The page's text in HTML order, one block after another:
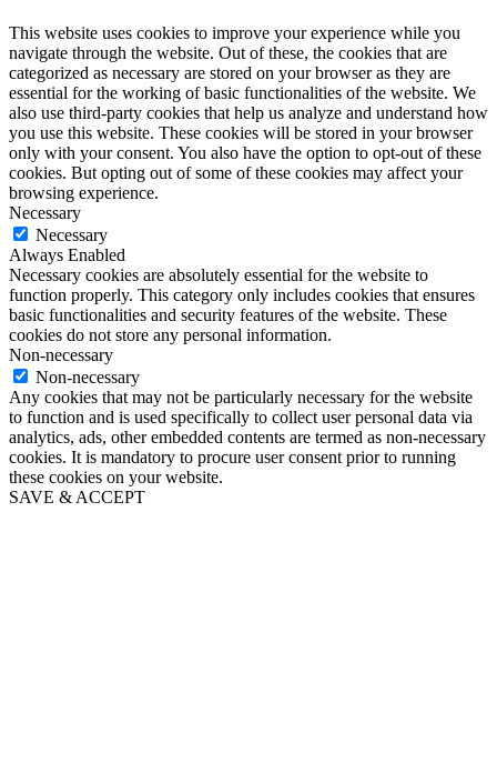
This website uses cookies to improve your experience while you
navigate through the website. Out of these, the cookies that are
categorized as necessary are stored on your browser as they are
essential for the working of basic functionalities of the website. We
also use third-party cookies that help us analyze and understand how
you use this website. These cookies will be stored in your browser
only with your consent. You also have the option to opt-out of these
cookies. But opting out of some of these cookies may affect your
browsing experience.
Necessary
Necessary
Always Enabled
Necessary cookies are absolutely essential for the website to
function properly. This category only includes cookies that ensures
basic functionalities and security features of the website. These
cookies do not store any personal information.
Non-necessary
Non-necessary
Any cookies that may not be particularly necessary for the website
to function and is used specifically to collect user personal data via
analytics, ads, other embedded contents are termed as non-necessary
cookies. It is mandatory to procure user consent prior to running
these cookies on your website.
SAVE & ACCEPT